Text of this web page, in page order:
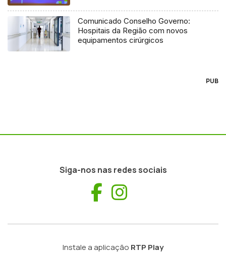
Comunicado Conselho Governo:
Hospitais da Região com novos
equipamentos cirúrgicos
PUB
Siga-nos nas redes sociais
Facebook
Instale a aplicação RTP Play